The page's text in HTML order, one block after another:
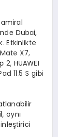
Dubai,
Etkinlikte
X7,
2, HUAWEI
11.5 S gibi
aynı